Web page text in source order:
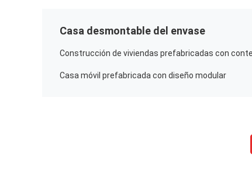
Casa desmontable del envase
Casa móvil prefabricada con diseño modular